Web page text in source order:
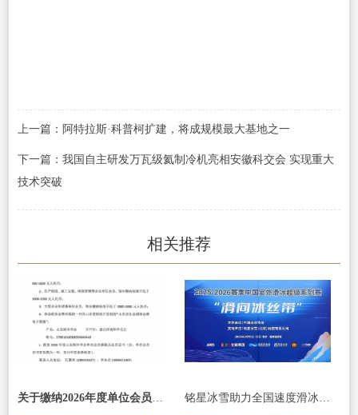
上一篇：阿特拉斯·科普柯扩建，将成规模最大基地之一
下一篇：我国自主研发万瓦级氦制冷机亮相安徽科交会 实现重大
技术突破
相关推荐